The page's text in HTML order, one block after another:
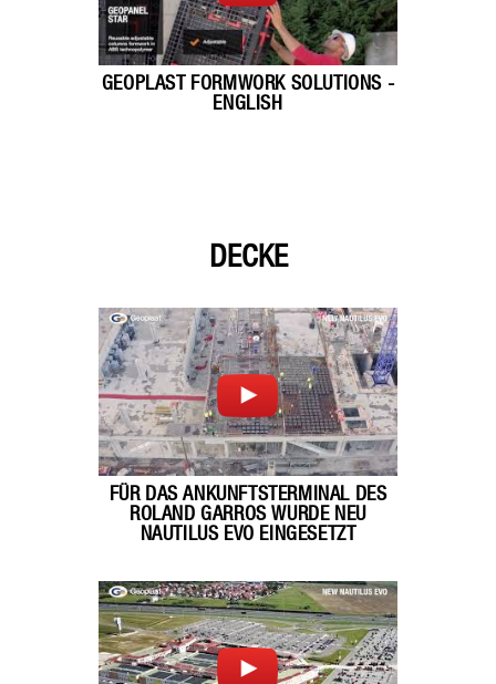
GEOPLAST FORMWORK SOLUTIONS -
ENGLISH
DECKE
FÜR DAS ANKUNFTSTERMINAL DES
ROLAND GARROS WURDE NEU
NAUTILUS EVO EINGESETZT